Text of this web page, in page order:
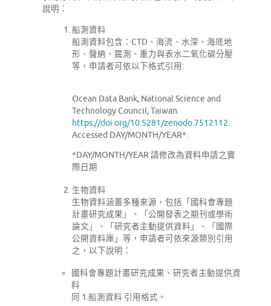
說明：
船測資料
船測資料包含：CTD、海流、水深、海底地
形、聲納、震測、重力與表水二氧化碳分壓
等，申請者可依以下格式引用:
Ocean Data Bank, National Science and
Technology Council, Taiwan.
https://doi.org/10.5281/zenodo.7512112.
Accessed DAY/MONTH/YEAR*.
*DAY/MONTH/YEAR 請修改為資料申請之實
際日期
生物資料
生物資料涵蓋多種來源，包括「國科會專題
計畫研究成果」、「公開發表之期刊或學術
論文」、「研究者主動提供資料」、「國際
公開資料庫」等，申請者可依來源類別引用
之，以下說明：
國科會專題計畫研究成果、研究者主動提供資
料
同 1.船測資料 引用格式。